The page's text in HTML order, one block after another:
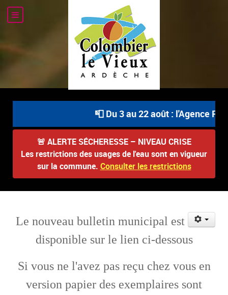
📮 Du 3 au 22 août : l'Agence
🚨 ALERTE SÉCHERESSE – NIVEAU CRISE
Les restrictions des usages de l'eau sont en vigueur
sur la commune. Consulter les restrictions
Le nouveau bulletin municipal est
disponible sur le lien ci-dessous
Si vous ne l'avez pas reçu chez vous en
version papier des exemplaires sont